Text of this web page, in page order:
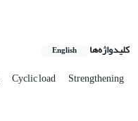
کلیدواژه‌ها English
Cyclic load Strengthening